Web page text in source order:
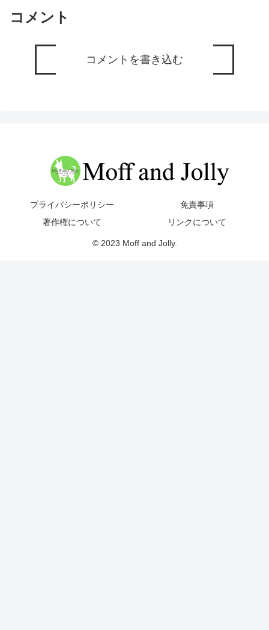
コメント
コメントを書き込む
プライバシーポリシー
免責事項
著作権について
リンクについて
© 2023 Moff and Jolly.